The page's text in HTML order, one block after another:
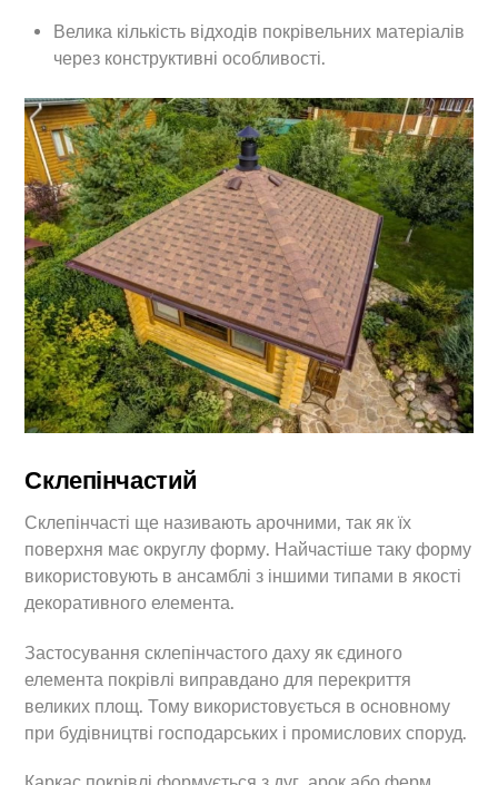
Велика кількість відходів покрівельних матеріалів
через конструктивні особливості.
Склепінчастий
Склепінчасті ще називають арочними, так як їх
поверхня має округлу форму. Найчастіше таку форму
використовують в ансамблі з іншими типами в якості
декоративного елемента.
Застосування склепінчастого даху як єдиного
елемента покрівлі виправдано для перекриття
великих площ. Тому використовується в основному
при будівництві господарських і промислових споруд.